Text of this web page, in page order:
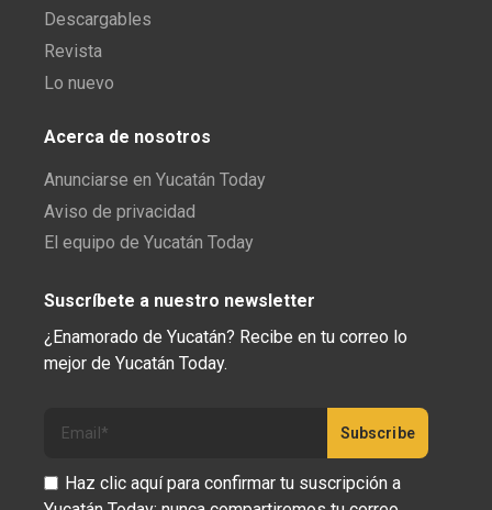
Descargables
Revista
Lo nuevo
Acerca de nosotros
Anunciarse en Yucatán Today
Aviso de privacidad
El equipo de Yucatán Today
Suscríbete a nuestro newsletter
¿Enamorado de Yucatán? Recibe en tu correo lo
mejor de Yucatán Today.
Haz clic aquí para confirmar tu suscripción a